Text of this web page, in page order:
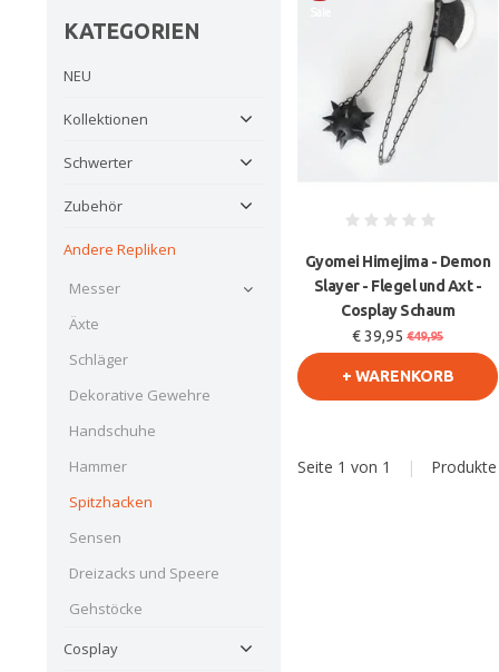
KATEGORIEN
NEU
Kollektionen
Schwerter
Zubehör
Andere Repliken
Messer
Äxte
Schläger
Dekorative Gewehre
Handschuhe
Hammer
Spitzhacken
Sensen
Dreizacks und Speere
Gehstöcke
Cosplay
Gyomei Himejima - Demon
Slayer - Flegel und Axt -
Cosplay Schaum
€ 39,95 €49,95
+ WARENKORB
Seite 1 von 1 | Produkte